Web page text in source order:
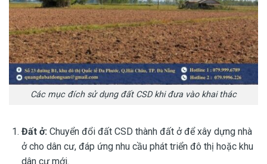
Các mục đích sử dụng đất CSD khi đưa vào khai thác
Đất ở: Chuyển đổi đất CSD thành đất ở để xây dựng nhà
ở cho dân cư, đáp ứng nhu cầu phát triển đô thị hoặc khu
dân cư mới.